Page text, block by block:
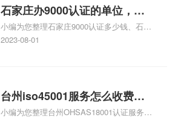
体系认证知识，详情可查看下方正文！
石家庄办9000认证的单位，石
家庄9000认证的公司
小编为您整理石家庄9000认证多少钱、石家
庄9000认证价格多少钱、石家庄9000认证
2023-08-01
台州iso45001服务怎么收费，
台州iso45001认证服务怎么收
小编为您整理台州OHSAS18001认证服务中